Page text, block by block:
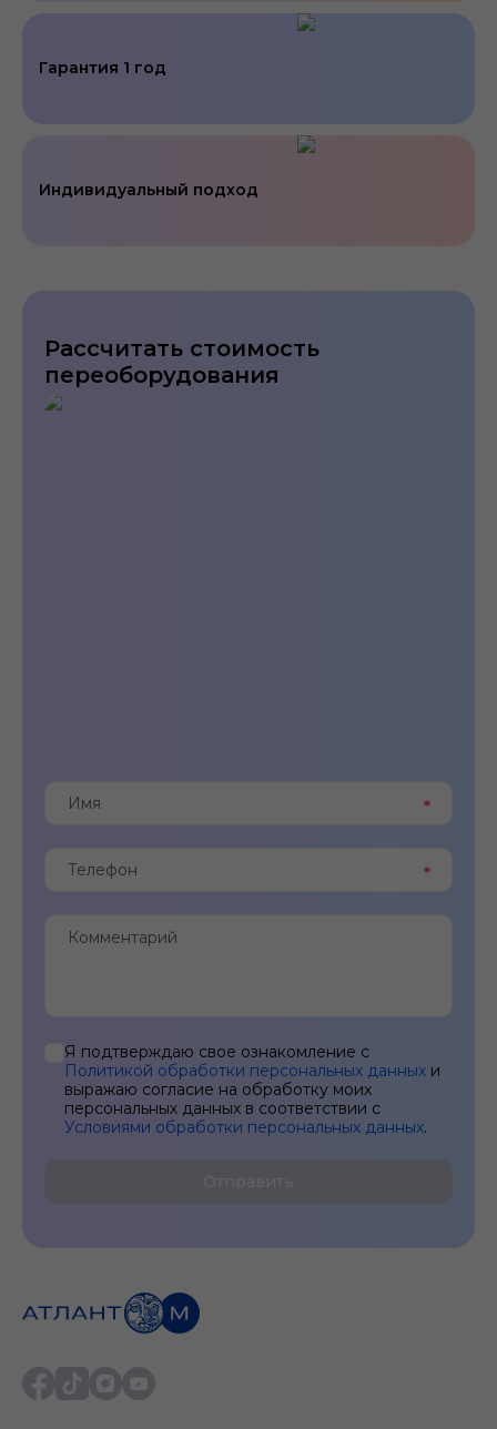
Гарантия 1 год
Индивидуальный подход
Рассчитать стоимость
переоборудования
Я подтверждаю свое ознакомление с
Политикой обработки персональных данных и
выражаю согласие на обработку моих
персональных данных в соответствии с
Условиями обработки персональных данных.